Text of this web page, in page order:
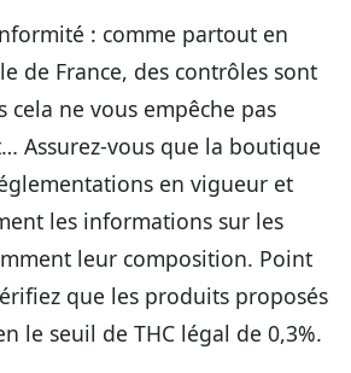
: comme partout en
de France, des contrôles sont
cela ne vous empêche pas
Assurez-vous que la boutique
en vigueur et
les informations sur les
leur composition. Point
que les produits proposés
le seuil de THC légal de 0,3%.